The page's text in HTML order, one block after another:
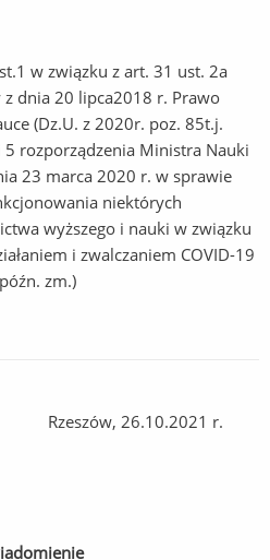
w związku z art. 31 ust. 2a
dnia 20 lipca2018 r. Prawo
(Dz.U. z 2020r. poz. 85t.j.
rozporządzenia Ministra Nauki
23 marca 2020 r. w sprawie
niektórych
wyższego i nauki w związku
i zwalczaniem COVID-19
zm.)
G- 77/21
26.10.2021 r.